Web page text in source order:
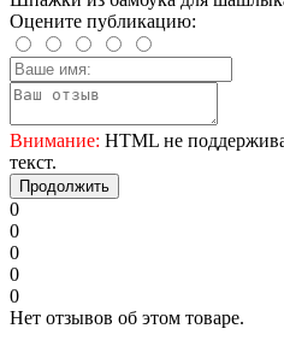
Оцените публикацию:
Внимание: HTML не
текст.
Продолжить
0
0
0
0
0
Нет отзывов об этом товаре.